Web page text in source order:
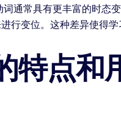
通常具有更丰富的时态
行变位。这种差异使得
特点和